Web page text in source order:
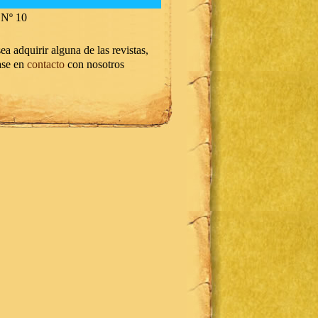
10
adquirir alguna de las revistas,
en contacto con nosotros